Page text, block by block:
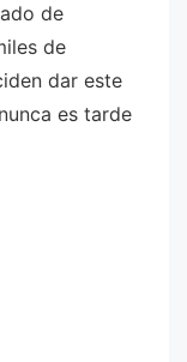
de
de
dar este
es tarde